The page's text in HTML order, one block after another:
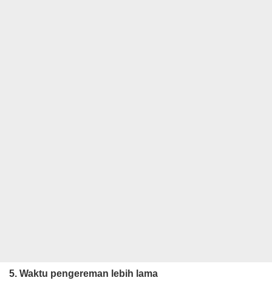
5. Waktu pengereman lebih lama